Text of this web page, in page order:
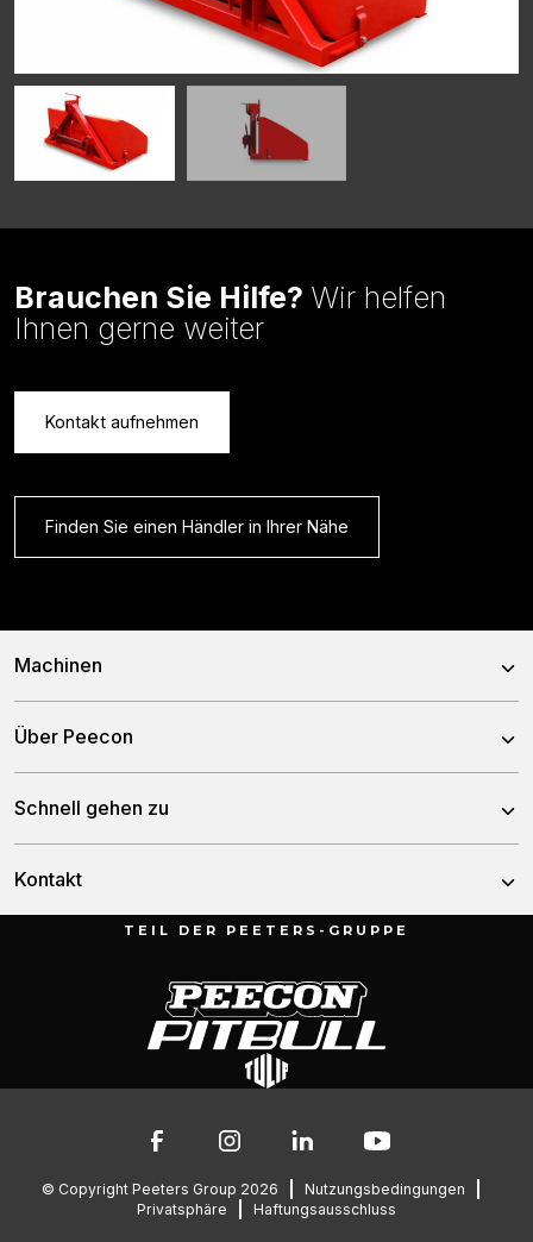
Brauchen Sie Hilfe? Wir helfen
Ihnen gerne weiter
Kontakt aufnehmen
Finden Sie einen Händler in Ihrer Nähe
Machinen
Mischwagen
Stationäre Mischwagen
Fässer
Über Peecon
Geschichte
Schnell gehen zu
Kontakt
Munnikenheiweg 47
076 – 504 6666
info@peetersgroup.com
TEIL DER PEETERS-GRUPPE
© Copyright Peeters Group 2026
Nutzungsbedingungen
Privatsphäre
Haftungsausschluss